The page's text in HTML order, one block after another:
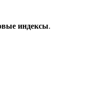
индексы.